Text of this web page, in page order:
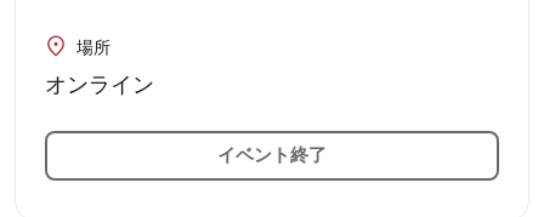
場所
オンライン
イベント終了